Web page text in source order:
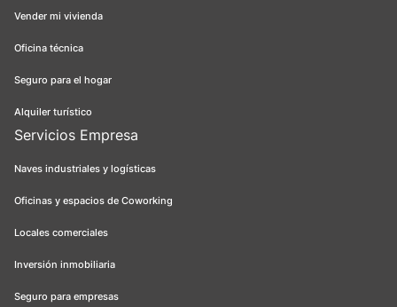
Vender mi vivienda
Oficina técnica
Seguro para el hogar
Alquiler turístico
Servicios Empresa
Naves industriales y logísticas
Oficinas y espacios de Coworking
Locales comerciales
Inversión inmobiliaria
Seguro para empresas